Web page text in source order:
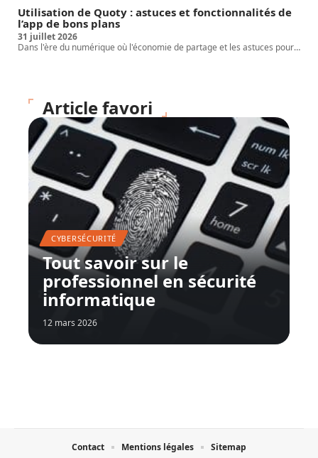
Utilisation de Quoty : astuces et fonctionnalités de
l’app de bons plans
31 juillet 2026
Dans l'ère du numérique où l'économie de partage et les astuces pour…
Article favori
CYBERSÉCURITÉ
Tout savoir sur le
professionnel en sécurité
informatique
12 mars 2026
Contact Mentions légales Sitemap